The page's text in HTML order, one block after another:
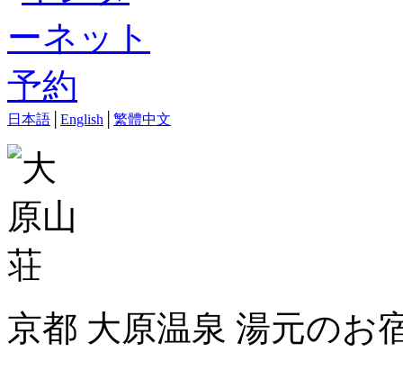
日本語 English 繁體中文
京都 大原温泉 湯元の